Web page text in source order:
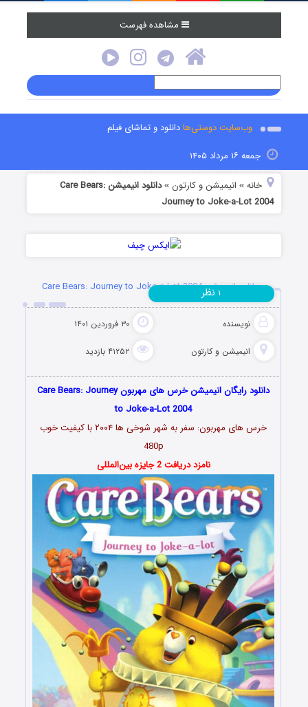
مشاهده فهرست
وب‌سایت دوستی‌هادانلود و تماشای فیلم
جمعه ۱۶ مرداد ۱۴۰۵
خانه » انیمیشن و کارتون »
دانلود انیمیشن Care Bears:
Journey to Joke-a-Lot 2004
دانلود انیمیشن Care Bears: Journey to Joke-a-Lot 2004
نویسنده ۳۰ فروردین ۱۴۰۱
انیمیشن و کارتون ۴۱۲۵۲ بازدید
۱ نظر
دانلود رایگان انیمیشن خرس های مهربون Care Bears: Journey
to Joke-a-Lot 2004
خرس های مهربون: سفر به شهر شوخی ها ۲۰۰۴
با کیفیت خوب
480p
نامزد دریافت 2 جایزه بین‌المللی